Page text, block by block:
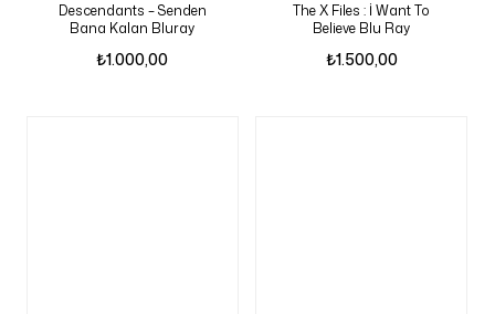
Descendants – Senden
Bana Kalan Bluray
₺1.000,00
The X Files : İ Want To
Believe Blu Ray
₺1.500,00